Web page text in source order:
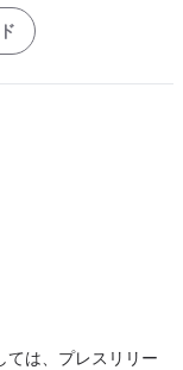
ては、プレスリリー